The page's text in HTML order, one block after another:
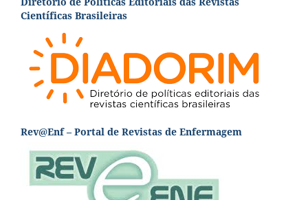
Científicas Brasileiras
Rev@Enf – Portal de Revistas de Enfermagem